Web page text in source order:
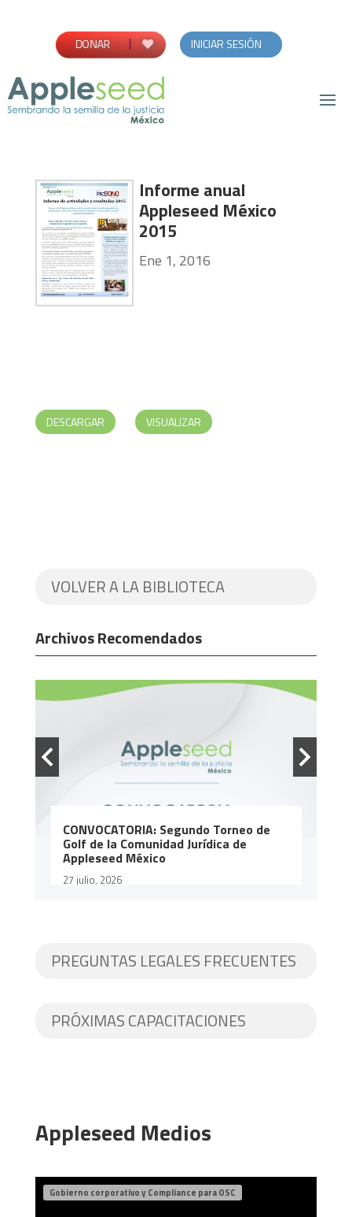
DONAR INICIAR SESIÓN
Informe anual
Appleseed México
2015
Ene 1, 2016
DESCARGAR VISUALIZAR
VOLVER A LA BIBLIOTECA
Archivos Recomendados
CONVOCATORIA: Segundo Torneo de
Golf de la Comunidad Jurídica de
Appleseed México
27 julio, 2026
PREGUNTAS LEGALES FRECUENTES
PRÓXIMAS CAPACITACIONES
Appleseed Medios
Gobierno corporativo y Compliance para OSC